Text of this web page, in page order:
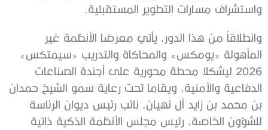
واستشراف مسارات التطوير المستقبلية.
وانطلاقاً من هذا الدور، يأتي معرضا الأنظمة غير
المأهولة «يومكس» والمحاكاة والتدريب «سيمتكس»
2026 ليشكلا محطة محورية على أجندة الصناعات
الدفاعية والأمنية، ويقاما تحت رعاية سمو الشيخ حمدان
بن محمد بن زايد آل نهيان، نائب رئيس ديوان الرئاسة
للشؤون الخاصة، رئيس مجلس الأنظمة الذكية ذاتية